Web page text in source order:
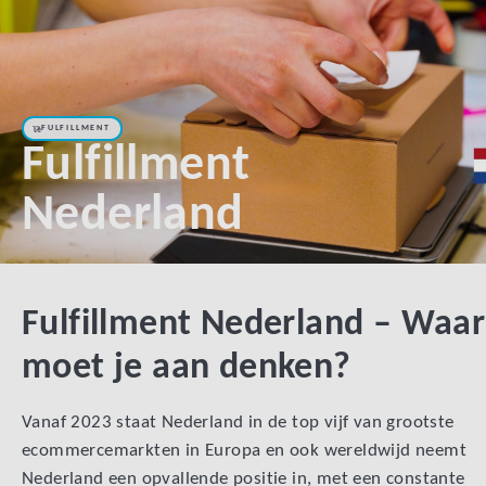
FULFILLMENT
Fulfillment
Nederland
Fulfillment Nederland – Waar
moet je aan denken?
Vanaf 2023 staat Nederland in de top vijf van grootste
ecommercemarkten in Europa en ook wereldwijd neemt
Nederland een opvallende positie in, met een constante